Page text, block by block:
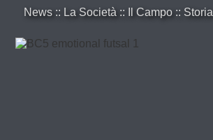
News :: La Società :: Il Campo :: Storia